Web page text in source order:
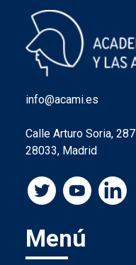
info@acami.es
Calle Arturo Soria, 287
28033, Madrid
Menú